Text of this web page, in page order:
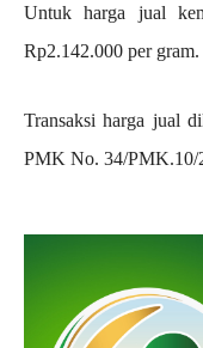
Untuk harga jual
Rp2.142.000 per gram.
‎Transaksi harga jual
PMK No. 34/PMK.10/